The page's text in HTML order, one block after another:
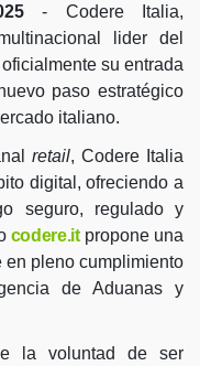
- Codere Italia,
lider del
su entrada
paso estratégico
italiano.
retail, Codere Italia
digital, ofreciendo a
seguro, regulado y
codere.it propone una
en pleno cumplimiento
de Aduanas y
la voluntad de ser